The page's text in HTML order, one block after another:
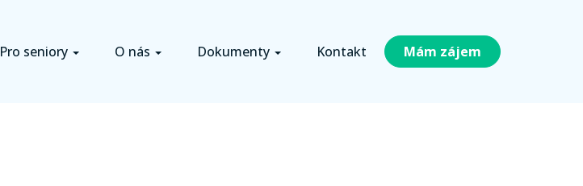
Pro seniory O nás Dokumenty Kontakt Mám zájem